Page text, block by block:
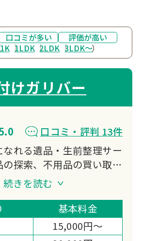
口コミが多い
評価が高い
1K 1LDK 2LDK 3LDK〜）
けガリバー
口コミ・評判 13件
れる遺品・生前整理サー
の探索、不用品の買い取
、ゴミ屋敷対応などをご提
なります。
ガリバーは「日本一真面目
｣である事を宣言しま
続きを読む
基本料金
15,000円～